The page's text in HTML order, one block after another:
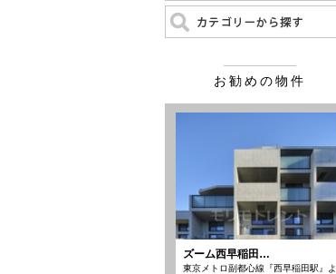
お勧めの物件
ズーム西早稲田…
東京メトロ副都心線『西早稲田駅』よ